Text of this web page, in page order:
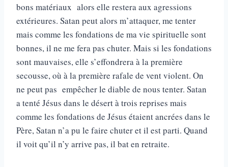
bons matériaux alors elle restera aux agressions
extérieures. Satan peut alors m’attaquer, me tenter
mais comme les fondations de ma vie spirituelle sont
bonnes, il ne me fera pas chuter. Mais si les fondations
sont mauvaises, elle s’effondrera à la première
secousse, où à la première rafale de vent violent. On
ne peut pas empêcher le diable de nous tenter. Satan
a tenté Jésus dans le désert à trois reprises mais
comme les fondations de Jésus étaient ancrées dans le
Père, Satan n’a pu le faire chuter et il est parti. Quand
il voit qu’il n’y arrive pas, il bat en retraite.